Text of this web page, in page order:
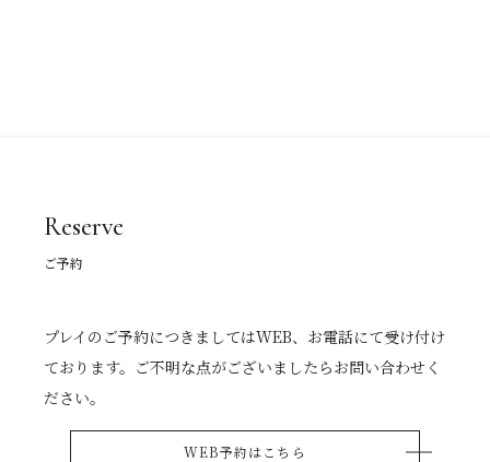
Reserve
ご予約
プレイのご予約につきましてはWEB、お電話にて受け付け
ております。ご不明な点がございましたらお問い合わせく
ださい。
WEB予約はこちら